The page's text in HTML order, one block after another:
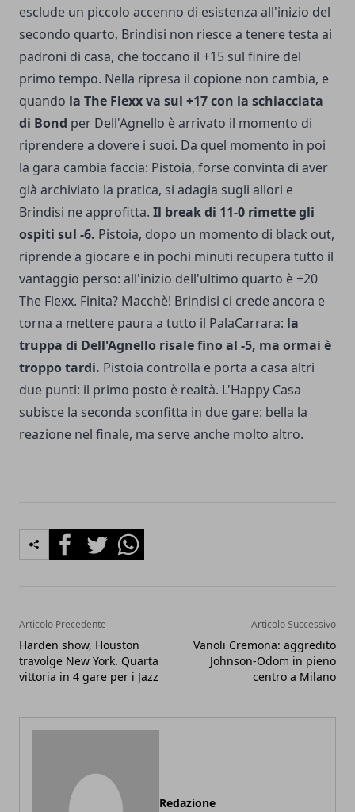
esclude un piccolo accenno di esistenza all'inizio del
secondo quarto, Brindisi non riesce a tenere testa ai
padroni di casa, che toccano il +15 sul finire del
primo tempo. Nella ripresa il copione non cambia, e
quando la The Flexx va sul +17 con la schiacciata
di Bond per Dell'Agnello è arrivato il momento di
riprendere a dovere i suoi. Da quel momento in poi
la gara cambia faccia: Pistoia, forse convinta di aver
già archiviato la pratica, si adagia sugli allori e
Brindisi ne approfitta. Il break di 11-0 rimette gli
ospiti sul -6. Pistoia, dopo un momento di black out,
riprende a giocare e in pochi minuti recupera tutto il
vantaggio perso: all'inizio dell'ultimo quarto è +20
The Flexx. Finita? Macchè! Brindisi ci crede ancora e
torna a mettere paura a tutto il PalaCarrara: la
truppa di Dell'Agnello risale fino al -5, ma ormai è
troppo tardi. Pistoia controlla e porta a casa altri
due punti: il primo posto è realtà. L'Happy Casa
subisce la seconda sconfitta in due gare: bella la
reazione nel finale, ma serve anche molto altro.
FacebookTwitterWhatsapp
Articolo Precedente
Harden show, Houston
travolge New York. Quarta
vittoria in 4 gare per i Jazz
Articolo Successivo
Vanoli Cremona: aggredito
Johnson-Odom in pieno
centro a Milano
Redazione